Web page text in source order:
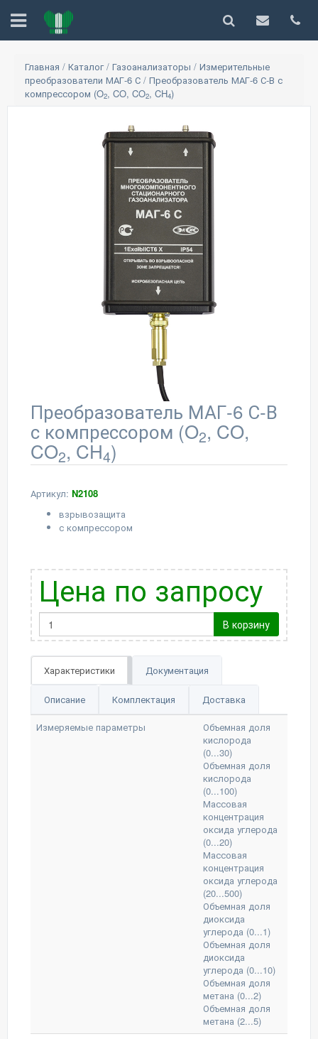
Главная / Каталог/ Газоанализаторы / Измерительные
преобразователи МАГ-6 С / Преобразователь МАГ-6 С-В с
компрессором (O2, CO, CO2, CH4)
Преобразователь МАГ-6 С-В
с компрессором (O2, CO,
CO2, CH4)
Артикул: N2108
взрывозащита
с компрессором
Цена по запросу
В корзину
Характеристики Документация
Описание Комплектация Доставка
Измеряемые параметры
Объемная доля
кислорода
(0...30)
Объемная доля
кислорода
(0...100)
Массовая
концентрация
оксида углерода
(0...20)
Массовая
концентрация
оксида углерода
(20...500)
Объемная доля
диоксида
углерода (0...1)
Объемная доля
диоксида
углерода (0...10)
Объемная доля
метана (0...2)
Объемная доля
метана (2...5)